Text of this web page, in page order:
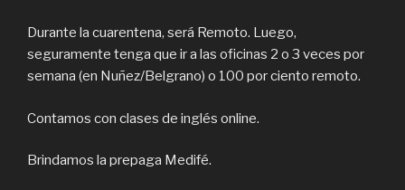
Durante la cuarentena, será Remoto. Luego,
seguramente tenga que ir a las oficinas 2 o 3 veces por
semana (en Nuñez/Belgrano) o 100 por ciento remoto.
Contamos con clases de inglés online.
Brindamos la prepaga Medifé.